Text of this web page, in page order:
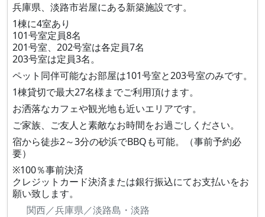
兵庫県、淡路市岩屋にある新築施設です。
1棟に4室あり
101号室定員8名
201号室、202号室は各定員7名
203号室は定員3名。
ペット同伴可能なお部屋は101号室と203号室のみです。
1棟貸切で最大27名様までご利用頂けます。
お洒落なカフェや観光地も近いエリアです。
ご家族、ご友人と素敵なお時間をお過ごしください。
宿から徒歩2～3分の砂浜でBBQも可能。（事前予約必
要）
※100％事前決済
クレジットカード決済または銀行振込にてお支払いをお
願い致します。
関西／兵庫県／淡路島・淡路